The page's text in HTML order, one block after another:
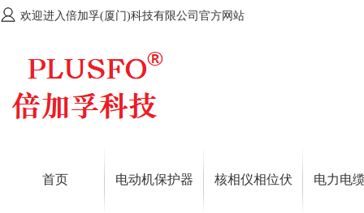
欢迎进入倍加孚(厦门)科技有限公司官方网站
首页 电动机保护器 核相仪相位伏 电力电